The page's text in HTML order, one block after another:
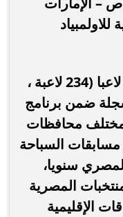
للاولمبياد
وتشهد المسابقة مشاركة 791 لاعبا (234 لاعبة ،
96 هيئة مسجلة ضمن برنامج
مختلف محافظات
السباحة
سنويا،
المصرية
الإقليمية